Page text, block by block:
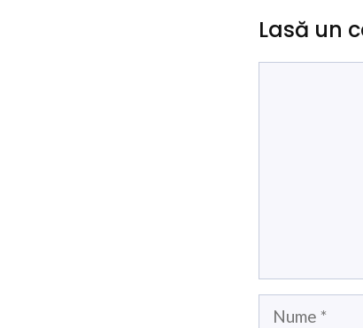
Lasă un
Nume